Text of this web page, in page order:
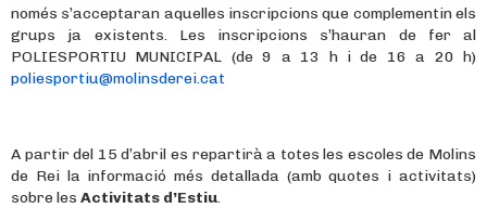
només s’acceptaran aquelles inscripcions que complementin els
grups ja existents. Les inscripcions s’hauran de fer al
POLIESPORTIU MUNICIPAL (de 9 a 13 h i de 16 a 20 h)
poliesportiu@molinsderei.cat
A partir del 15 d’abril es repartirà a totes les escoles de Molins
de Rei la informació més detallada (amb quotes i activitats)
sobre les Activitats d’Estiu.